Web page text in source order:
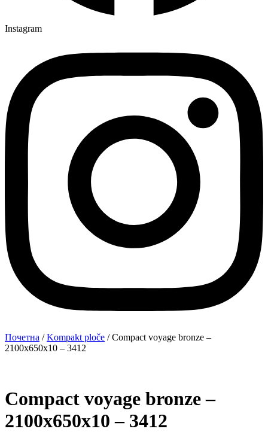
Instagram
Почетна /Kompakt ploče / Compact voyage bronze –
2100x650x10 – 3412
Compact voyage bronze –
2100x650x10 – 3412